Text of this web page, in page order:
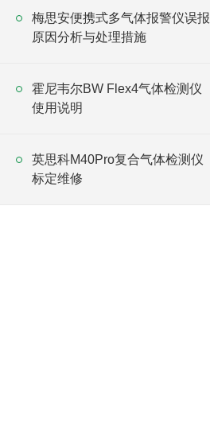
梅思安便携式多气体报警仪误报
原因分析与处理措施
霍尼韦尔BW Flex4气体检测仪
使用说明
英思科M40Pro复合气体检测仪
标定维修